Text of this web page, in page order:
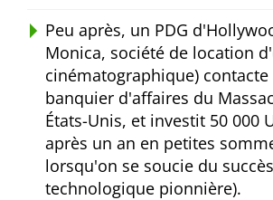
Peu après, un PDG
Monica, société de location
cinématographique)
banquier d'affaires du
États-Unis, et investit 50 000
après un an en petites
lorsqu'on se soucie du
technologique pionnière).